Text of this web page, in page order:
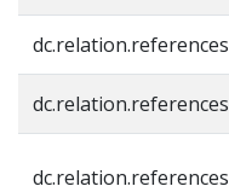
dc.relation.references
dc.relation.references
dc.relation.references